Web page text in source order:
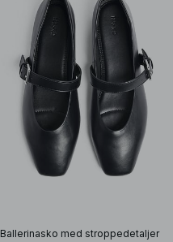
Ballerinasko med stroppedetaljer